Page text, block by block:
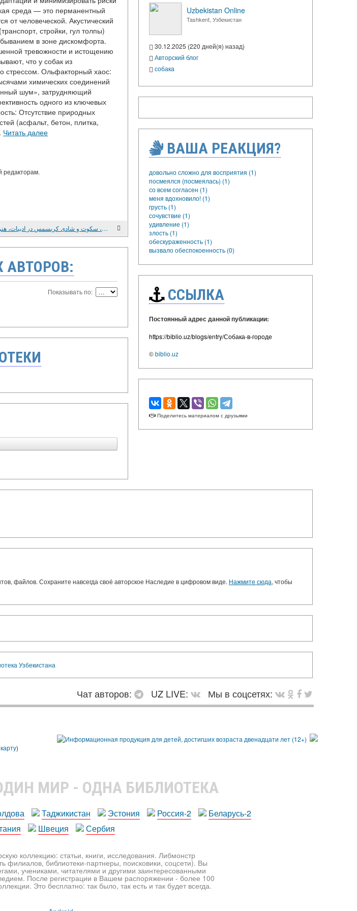
среда — это перманентный
от человеческой. Акустический
стройки, гул толпы)
в зоне дискомфорта.
тревожности и истощению
что у собак из
стрессом. Ольфакторный хаос:
химических соединений
шум», затрудняющий
одного из ключевых
Отсутствие природных
(асфальт, бетон, плитка,
Читать далее
редакторам.
آرامش، سکوت و شادی کریسمس در ادبیات، هنر و فرهنگ
Показывать по:
Uzbekistan Online
Tashkent, Узбекистан
30.12.2025 (220 дней(я) назад)
Авторский блог
собака
ВАША РЕАКЦИЯ?
довольно сложно для восприятия (1)
посмеялся (посмеялась) (1)
со всем согласен (1)
меня вдохновило! (1)
грусть (1)
сочувствие (1)
удивление (1)
злость (1)
обескураженность (1)
вызвало обеспокоенность (0)
ССЫЛКА
Постоянный адрес данной публикации:
https://biblio.uz/blogs/entry/Собака-в-городе
©biblio.uz
Поделитесь материалом с друзьями
файлов. Сохраните навсегда своё авторское Наследие в цифровом виде. Нажмите сюда, чтобы
Узбекистана
Чат авторов: UZ LIVE:
Мы в соцсетях:
)
МИР - ОДНА БИБЛИОТЕКА
Таджикистан Эстония Россия-2
Беларусь-2
Швеция Сербия
коллекцию: статьи, книги, исследования. Либмонстр
филиалов, библиотеки-партнеры, поисковики, соцсети). Вы
учениками, читателями и другими заинтересованными
После регистрации в Вашем распоряжении - более 100
Это бесплатно: так было, так есть и так будет всегда.